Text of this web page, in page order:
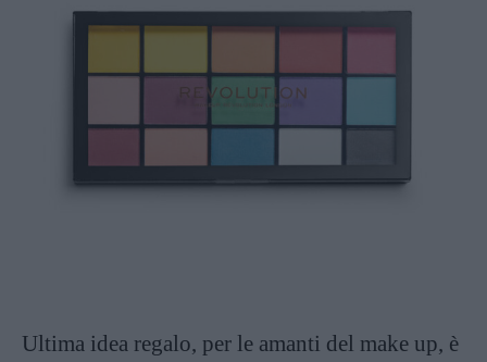
Ultima idea regalo, per le amanti del make up, è